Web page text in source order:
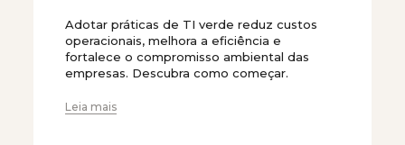
Adotar práticas de TI verde reduz custos
operacionais, melhora a eficiência e
fortalece o compromisso ambiental das
empresas. Descubra como começar.
Leia mais